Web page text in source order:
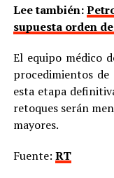
Lee también:
supuesta orden
El equipo médico
procedimientos
esta etapa
retoques serán
mayores.
Fuente: RT